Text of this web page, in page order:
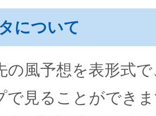
について
の風予想を表形式
で見ることができ